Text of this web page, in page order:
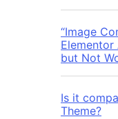
“Image
Elementor
but Not
Is it
Theme?